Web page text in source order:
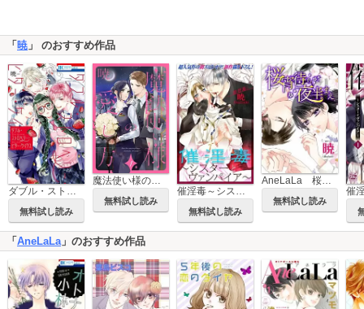
「 暁 」 のおすすめ作品
無料試し読み
魔法使い様の愛し方
無料試し読み
無料試し読み
AneLaLa 桜宵待ち、夜半まえ
無料試し読み
「 AneLaLa 」のおすすめ作品